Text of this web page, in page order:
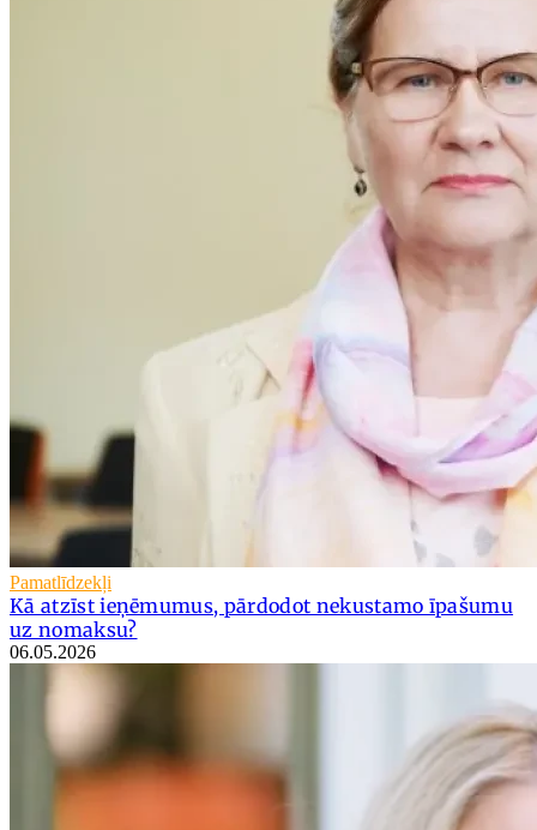
Pamatlīdzekļi
Kā atzīst ieņēmumus, pārdodot nekustamo īpašumu
uz nomaksu?
06.05.2026